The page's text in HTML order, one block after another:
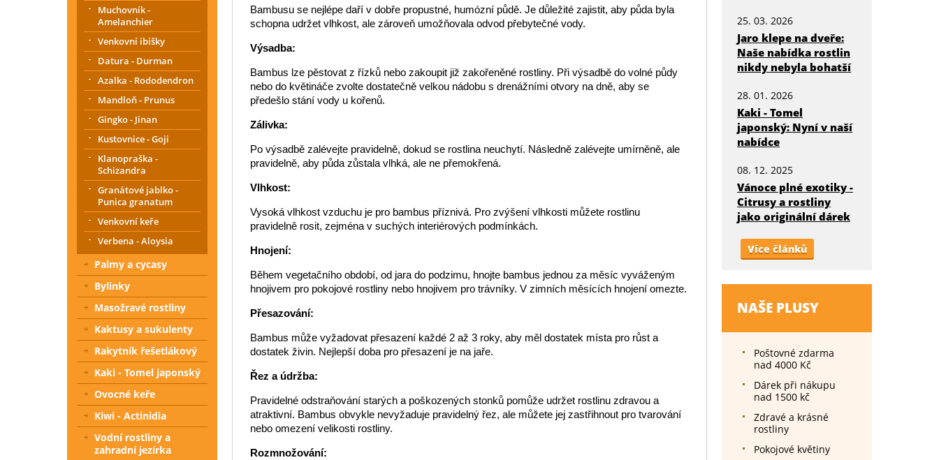
Bambusu se nejlépe daří v dobře propustné, humózní půdě. Je důležité zajistit, aby půda byla
schopna udržet vlhkost, ale zároveň umožňovala odvod přebytečné vody.
Výsadba:
Bambus lze pěstovat z řízků nebo zakoupit již zakořeněné rostliny. Při výsadbě do volné půdy
nebo do květináče zvolte dostatečně velkou nádobu s drenážními otvory na dně, aby se
předešlo stání vody u kořenů.
Zálivka:
Po výsadbě zalévejte pravidelně, dokud se rostlina neuchytí. Následně zalévejte umírněně, ale
pravidelně, aby půda zůstala vlhká, ale ne přemokřená.
Vlhkost:
Vysoká vlhkost vzduchu je pro bambus příznivá. Pro zvýšení vlhkosti můžete rostlinu
pravidelně rosit, zejména v suchých interiérových podmínkách.
Hnojení:
Během vegetačního období, od jara do podzimu, hnojte bambus jednou za měsíc vyváženým
hnojivem pro pokojové rostliny nebo hnojivem pro trávníky. V zimních měsících hnojení omezte.
Přesazování:
Bambus může vyžadovat přesazení každé 2 až 3 roky, aby měl dostatek místa pro růst a
dostatek živin. Nejlepší doba pro přesazení je na jaře.
Řez a údržba:
Pravidelné odstraňování starých a poškozených stonků pomůže udržet rostlinu zdravou a
atraktivní. Bambus obvykle nevyžaduje pravidelný řez, ale můžete jej zastřihnout pro tvarování
nebo omezení velikosti rostliny.
Rozmnožování:
25. 03. 2026
Jaro klepe na dveře:
Naše nabídka rostlin
nikdy nebyla bohatší
28. 01. 2026
Kaki - Tomel
japonský: Nyní v naší
nabídce
08. 12. 2025
Vánoce plné exotiky -
Citrusy a rostliny
jako originální dárek
Více článků
NAŠE PLUSY
Poštovné zdarma
nad 4000 Kč
Dárek při nákupu
nad 1500 kč
Zdravé a krásné
rostliny
Pokojové květiny
Muchovník -
Amelanchier
Venkovní ibišky
Datura - Durman
Azalka - Rododendron
Mandloň - Prunus
Gingko - Jinan
Kustovnice - Goji
Klanopraška -
Schizandra
Granátové jablko -
Punica granatum
Venkovní keře
Verbena - Aloysia
Palmy a cycasy
Bylinky
Masožravé rostliny
Kaktusy a sukulenty
Rakytník řešetlákový
Kaki - Tomel japonský
Ovocné keře
Kiwi - Actinidia
Vodní rostliny a
zahradní jezírka